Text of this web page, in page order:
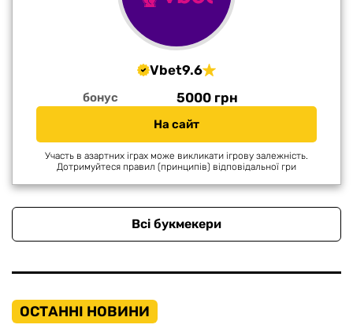
Vbet9.6
бонус 5000 грн
На сайт
Участь в азартних іграх може викликати ігрову залежність.
Дотримуйтеся правил (принципів) відповідальної гри
Всі букмекери
ОСТАННІ НОВИНИ